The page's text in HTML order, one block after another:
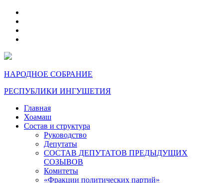
НАРОДНОЕ СОБРАНИЕ
РЕСПУБЛИКИ ИНГУШЕТИЯ
Главная
Хоамаш
Состав и структура
Руководство
Депутаты
СОСТАВ ДЕПУТАТОВ ПРЕДЫДУЩИХ
СОЗЫВОВ
Комитеты
«Фракции политических партий»